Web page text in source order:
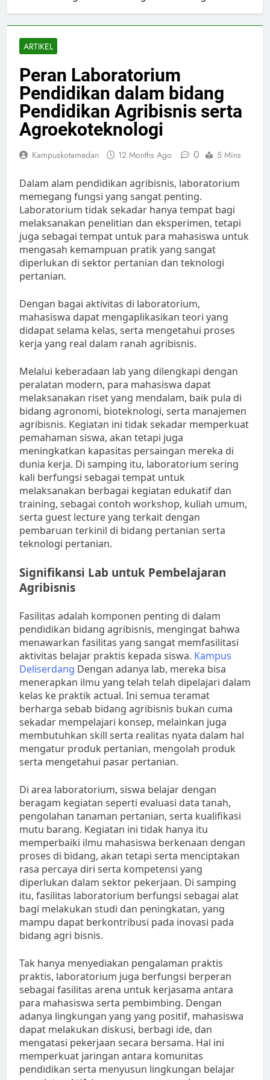
ARTIKEL
Peran Laboratorium
Pendidikan dalam bidang
Pendidikan Agribisnis serta
Agroekoteknologi
Kampuskotamedan 12 Months Ago 0 5 Mins
Dalam alam pendidikan agribisnis, laboratorium
memegang fungsi yang sangat penting.
Laboratorium tidak sekadar hanya tempat bagi
melaksanakan penelitian dan eksperimen, tetapi
juga sebagai tempat untuk para mahasiswa untuk
mengasah kemampuan pratik yang sangat
diperlukan di sektor pertanian dan teknologi
pertanian.
Dengan bagai aktivitas di laboratorium,
mahasiswa dapat mengaplikasikan teori yang
didapat selama kelas, serta mengetahui proses
kerja yang real dalam ranah agribisnis.
Melalui keberadaan lab yang dilengkapi dengan
peralatan modern, para mahasiswa dapat
melaksanakan riset yang mendalam, baik pula di
bidang agronomi, bioteknologi, serta manajemen
agribisnis. Kegiatan ini tidak sekadar memperkuat
pemahaman siswa, akan tetapi juga
meningkatkan kapasitas persaingan mereka di
dunia kerja. Di samping itu, laboratorium sering
kali berfungsi sebagai tempat untuk
melaksanakan berbagai kegiatan edukatif dan
training, sebagai contoh workshop, kuliah umum,
serta guest lecture yang terkait dengan
pembaruan terkinil di bidang pertanian serta
teknologi pertanian.
Signifikansi Lab untuk Pembelajaran
Agribisnis
Fasilitas adalah komponen penting di dalam
pendidikan bidang agribisnis, mengingat bahwa
menawarkan fasilitas yang sangat memfasilitasi
aktivitas belajar praktis kepada siswa. Kampus
Deliserdang Dengan adanya lab, mereka bisa
menerapkan ilmu yang telah telah dipelajari dalam
kelas ke praktik actual. Ini semua teramat
berharga sebab bidang agribisnis bukan cuma
sekadar mempelajari konsep, melainkan juga
membutuhkan skill serta realitas nyata dalam hal
mengatur produk pertanian, mengolah produk
serta mengetahui pasar pertanian.
Di area laboratorium, siswa belajar dengan
beragam kegiatan seperti evaluasi data tanah,
pengolahan tanaman pertanian, serta kualifikasi
mutu barang. Kegiatan ini tidak hanya itu
memperbaiki ilmu mahasiswa berkenaan dengan
proses di bidang, akan tetapi serta menciptakan
rasa percaya diri serta kompetensi yang
diperlukan dalam sektor pekerjaan. Di samping
itu, fasilitas laboratorium berfungsi sebagai alat
bagi melakukan studi dan peningkatan, yang
mampu dapat berkontribusi pada inovasi pada
bidang agri bisnis.
Tak hanya menyediakan pengalaman praktis
praktis, laboratorium juga berfungsi berperan
sebagai fasilitas arena untuk kerjasama antara
para mahasiswa serta pembimbing. Dengan
adanya lingkungan yang yang positif, mahasiswa
dapat melakukan diskusi, berbagi ide, dan
mengatasi pekerjaan secara bersama. Hal ini
memperkuat jaringan antara komunitas
pendidikan serta menyusun lingkungan belajar